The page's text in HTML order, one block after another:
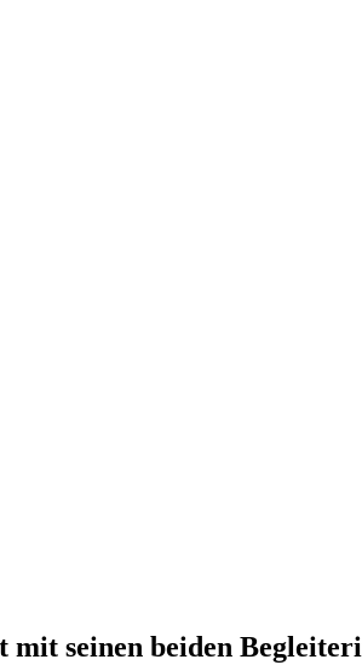
seinen beiden